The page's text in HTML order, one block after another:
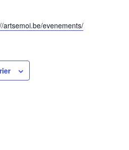
artsemoi.be/evenements/